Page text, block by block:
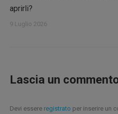
aprirli?
9 Luglio 2026
Lascia un
Devi essere registrato per inserire un